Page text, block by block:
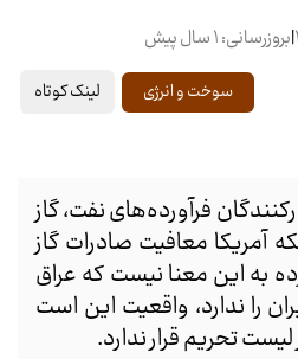
|بروزرسانی: 1 سال پیش
سوخت و انرژی لینک کوتاه
فرآورده‌های نفت، گاز
آمریکا معافیت صادرات گاز
به این معنا نیست که عراق
را ندارد، واقعیت این است
تحریم قرار ندارد.